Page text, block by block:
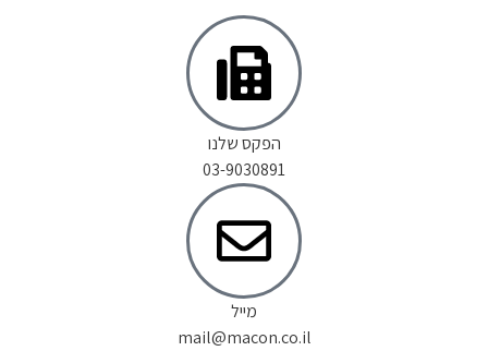
הפקס שלנו
03-9030891
מייל
mail@macon.co.il